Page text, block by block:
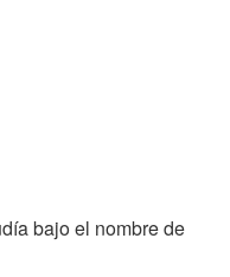
bajo el nombre de